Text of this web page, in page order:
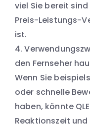
viel Sie bereit
Preis-Leistungs-
ist.
den Fernseher
Wenn Sie
oder schnelle
haben, könnte
Reaktionszeit